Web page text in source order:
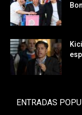
ENTRADAS